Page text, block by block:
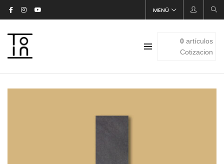
MENÚ
0artículos
Cotizacion